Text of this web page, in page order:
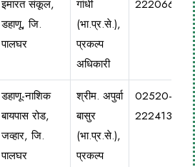
इमारत संकूल,
डहाणू, जि.
पालघर
गांधी
(भा.प्र.से.),
प्रकल्प
अधिकारी
222066
डहाणू-नाशिक
बायपास रोड,
जव्हार, जि.
पालघर
श्रीम. अपुर्वा
बासुर
(भा.प्र.से.),
प्रकल्प
02520-
222413